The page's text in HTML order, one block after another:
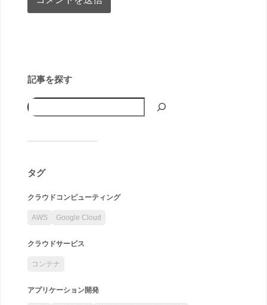
記事を探す
タグ
クラウドコンピューティング
AWS Google Cloud
クラウドサービス
コンテナ
アプリケーション開発